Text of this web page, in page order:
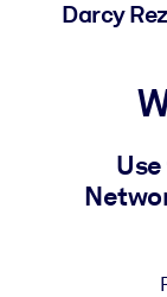
Для LMS/LXP
лучших
Для
Darcy